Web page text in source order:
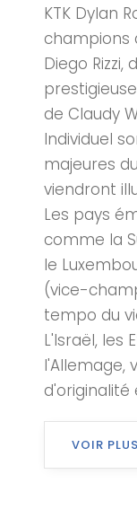
KTK Dylan
champions
Diego
de Claudy
Individuel
majeures
viendront
Les pays
comme la
le
(vice-
tempo du
L'Israël, les
l'Allemage,
d'originalité
VOIR PLUS